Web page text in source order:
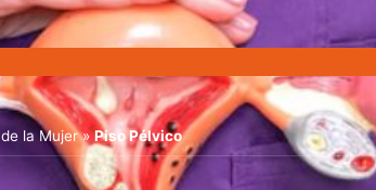
la Mujer»Piso Pélvico